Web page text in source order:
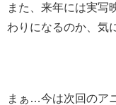
また、来年には実写
わりになるのか、気
まぁ…今は次回のア